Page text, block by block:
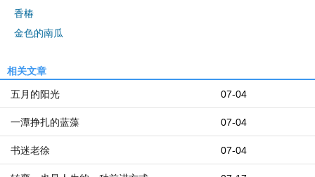
香椿
金色的南瓜
相关文章
07-04
五月的阳光
07-04
一潭挣扎的蓝藻
07-04
书迷老徐